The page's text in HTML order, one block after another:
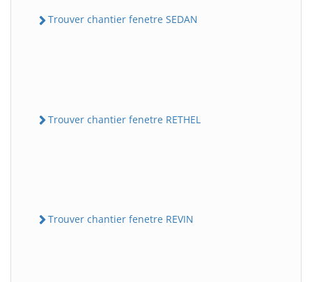
Trouver chantier fenetre SEDAN
Trouver chantier fenetre RETHEL
Trouver chantier fenetre REVIN